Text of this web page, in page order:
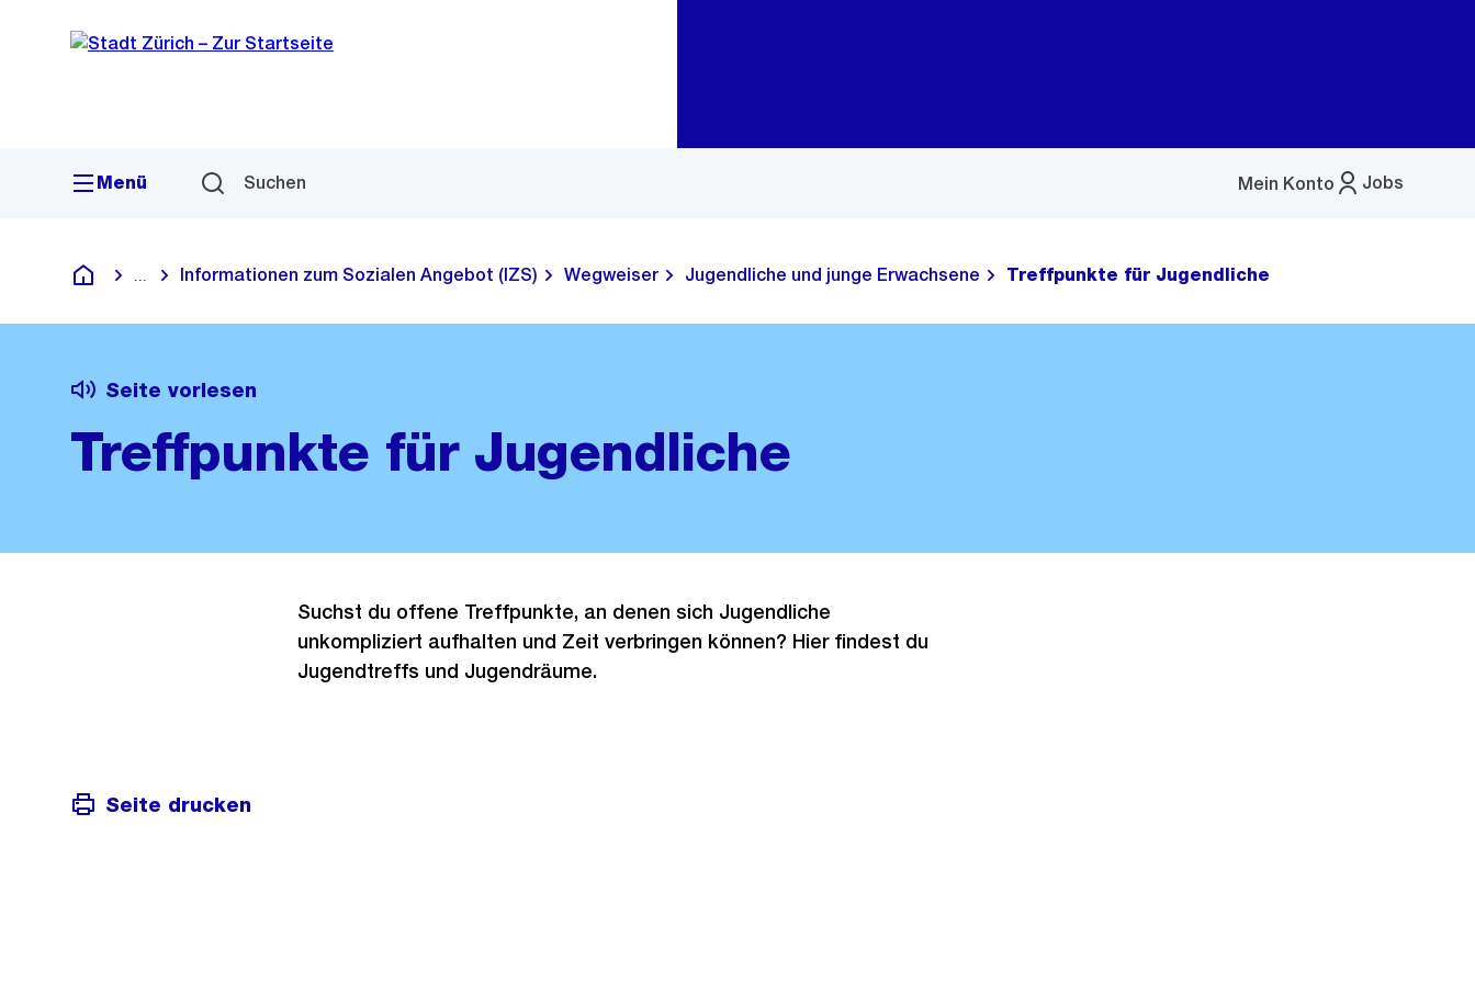
Navigation
Sprunglink
Menü Suchen Jobs
Mein Konto
Menü
Deutsch
Blende alle Breadcrumbs ein
Informationen zum Sozialen Angebot (IZS) Wegweiser Jugendliche und junge Erwachsene Treffpunkte für Jugendliche
Seite vorlesen
Treffpunkte für Jugendliche
Suchst du offene Treffpunkte, an denen sich Jugendliche
unkompliziert aufhalten und Zeit verbringen können? Hier findest du
Jugendtreffs und Jugendräume.
Seite drucken